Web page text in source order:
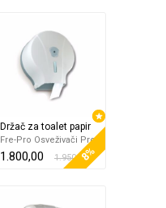
Držač za toalet papir
Fre-Pro Osveživači Pros
1.800,00 1.950,008%